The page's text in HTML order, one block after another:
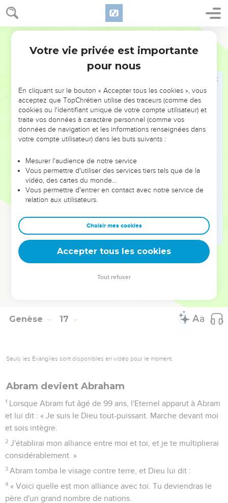
Genèse 16
le désert, près de la source qui est sur le chemin de Shur.
8 Il dit : « Agar, servante de Saraï, d'où viens-tu et où vas-
maîtresse. »
L'ange de l'Eternel lui dit : « Retourne vers ta maîtresse et
Puis l'ange de l'Eternel lui affirma : « Je multiplierai ta
descendance. Elle sera si nombreuse qu'on ne pourra pas la
compter. »
L'ange de l'Eternel lui dit : « Te voici enceinte. Tu mettras
l'Eternel t'a entendue dans ton malheur.
Il sera pareil à un âne sauvage. Sa main sera contre tous et
la main de tous sera contre lui. Il habitera en face de tous ses
frères. »
Elle donna à l'Eternel, qui lui avait parlé, le nom d’Atta-El-
Roï car elle dit : « Ai-je vu ici la trace de celui qui me voit ? »
C'est pourquoi l'on a appelé ce puits le puits de Lachaï-
Roï. Il se trouve entre Kadès et Bared.
Abram était âgé de 86 ans lorsque Agar lui donna Ismaël.
Genèse 17
Seuls les Évangiles sont disponibles en vidéo pour le moment.
Abram devient Abraham
1 Lorsque Abram fut âgé de 99 ans, l'Eternel apparut à Abram
et lui dit : « Je suis le Dieu tout-puissant. Marche devant moi
et sois intègre.
2 J'établirai mon alliance entre moi et toi, et je te multiplierai
considérablement. »
3 Abram tomba le visage contre terre, et Dieu lui dit :
4 « Voici quelle est mon alliance avec toi. Tu deviendras le
père d'un grand nombre de nations.
Votre vie privée est importante
pour nous
En cliquant sur le bouton « Accepter tous les cookies », vous
acceptez que TopChrétien utilise des traceurs (comme des
cookies ou l'identifiant unique de votre compte utilisateur) et
traite vos données à caractère personnel (comme vos
données de navigation et les informations renseignées dans
votre compte utilisateur) dans les buts suivants :
Mesurer l'audience de notre service
Vous permettre d'utiliser des services tiers tels que de la
vidéo, des cartes du monde…
Vous permettre d'entrer en contact avec notre service de
relation aux utilisateurs.
Choisir mes cookies
Accepter tous les cookies
Tout refuser